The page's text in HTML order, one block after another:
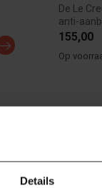
Details
De Le
anti-
en...
155,00
Op